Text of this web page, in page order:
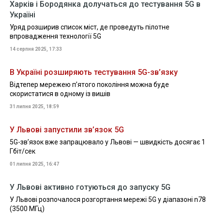
Харків і Бородянка долучаться до тестування 5G в
Україні
Уряд розширив список міст, де проведуть пілотне
впровадження технології 5G
14 серпня 2025, 17:33
В Україні розширяють тестування 5G-зв’язку
Відтепер мережею пʼятого покоління можна буде
скористатися в одному із вишів
31 липня 2025, 18:59
У Львові запустили зв’язок 5G
5G-зв’язок вже запрацювало у Львові — швидкість досягає 1
Гбіт/сек
01 липня 2025, 16:47
У Львові активно готуються до запуску 5G
У Львові розпочалося розгортання мережі 5G у діапазоні n78
(3500 МГц)